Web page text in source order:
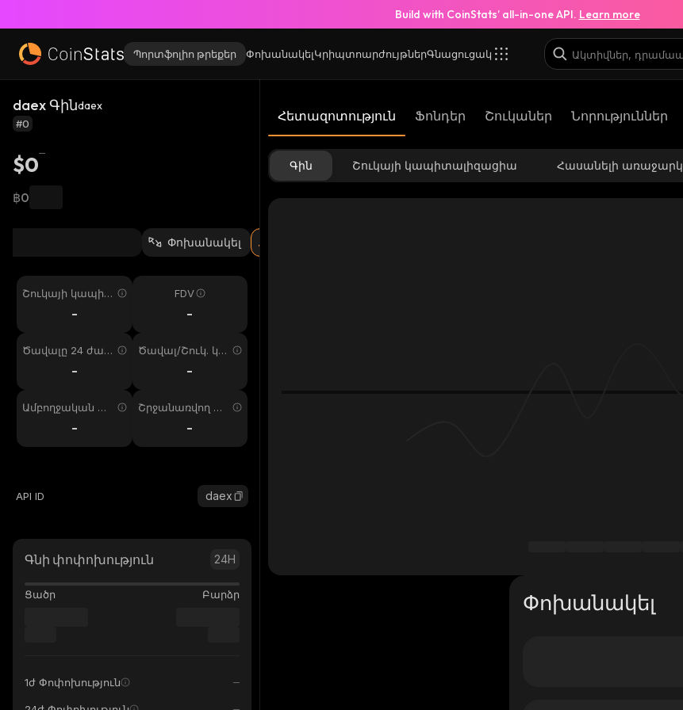
Build with CoinStats’ all-in-one API. Learn more
Պորտֆոլիո թրեքեր ՓոխանակելԿրիպտոարժույթներԳնացուցակ
daex Գինdaex
#0
$0
฿0
Փոխանակել
Շուկայի կապիտ
-
FDV
-
Ծավալը 24 ժամ
-
Ծավալ/Շուկ. կա
-
Ամբողջական առ
-
Շրջանառվող առ
-
API ID daex
Գնի փոփոխություն 24H
Ցածր Բարձր
1ժ Փոփոխություն
Հետազոտություն Ֆոնդեր Շուկաներ Նորություններ
Գին Շուկայի կապիտալիզացիա Հասանելի առաջարկ
Փոխանակել